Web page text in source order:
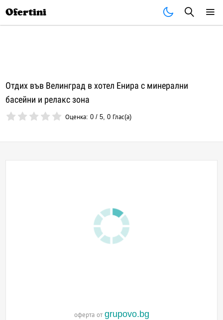
Ofertini
Отдих във Велинград в хотел Енира с минерални
басейни и релакс зона
Оценка:0 /5,0 Глас(а)
оферта от grupovo.bg